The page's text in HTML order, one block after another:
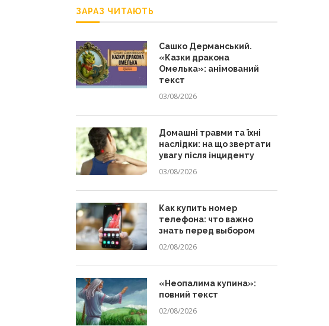
ЗАРАЗ ЧИТАЮТЬ
Сашко Дерманський.
«Казки дракона
Омелька»: анімований
текст
03/08/2026
Домашні травми та їхні
наслідки: на що звертати
увагу після інциденту
03/08/2026
Как купить номер
телефона: что важно
знать перед выбором
02/08/2026
«Неопалима купина»:
повний текст
02/08/2026